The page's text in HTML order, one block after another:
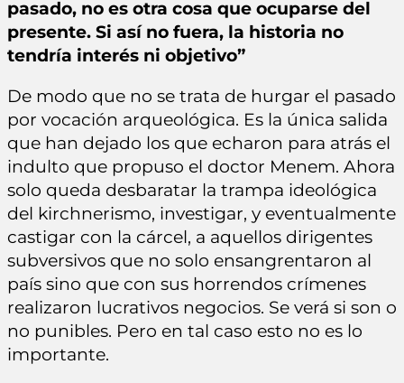
pasado, no es otra cosa que ocuparse del
presente. Si así no fuera, la historia no
tendría interés ni objetivo”
De modo que no se trata de hurgar el pasado
por vocación arqueológica. Es la única salida
que han dejado los que echaron para atrás el
indulto que propuso el doctor Menem. Ahora
solo queda desbaratar la trampa ideológica
del kirchnerismo, investigar, y eventualmente
castigar con la cárcel, a aquellos dirigentes
subversivos que no solo ensangrentaron al
país sino que con sus horrendos crímenes
realizaron lucrativos negocios. Se verá si son o
no punibles. Pero en tal caso esto no es lo
importante.